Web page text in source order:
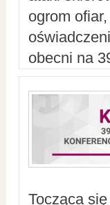
ogrom
obecni na
Tocząca